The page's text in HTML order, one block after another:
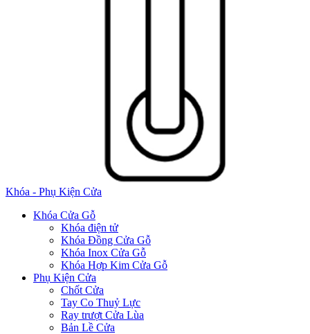
Khóa - Phụ Kiện Cửa
Khóa Cửa Gỗ
Khóa điện tử
Khóa Đồng Cửa Gỗ
Khóa Inox Cửa Gỗ
Khóa Hợp Kim Cửa Gỗ
Phụ Kiện Cửa
Chốt Cửa
Tay Co Thuỷ Lực
Ray trượt Cửa Lùa
Bản Lề Cửa